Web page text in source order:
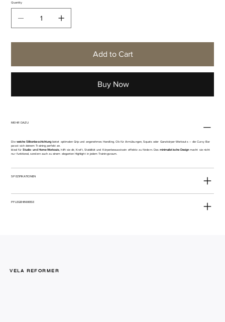
Quantity
Add to Cart
Buy Now
MEHR DAZU
Die weiche Silikonbeschichtungbietet optimalen Grip und angenehmes Handling. Ob für Armübungen, Squats oder Ganzkörper-Workouts – die Curvy Bar
passt sich deinem Training perfekt an.
Ideal für Studio- und Home-Workouts , hilft sie dir, Kraft, Stabilität und Körperbewusstsein effektiv zu fördern. Das minimalistische Design macht sie nicht
nur funktional, sondern auch zu einem eleganten Highlight in jedem Trainingsraum.
SPEZIFIKATIONEN
PFLEGEHINWEISE
VELA REFORMER